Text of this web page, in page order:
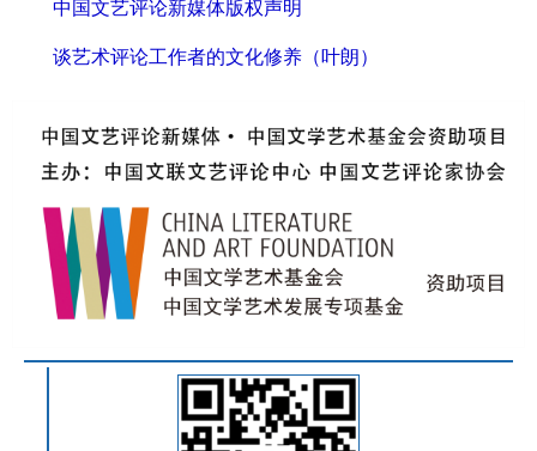
中国文艺评论新媒体版权声明
谈艺术评论工作者的文化修养（叶朗）